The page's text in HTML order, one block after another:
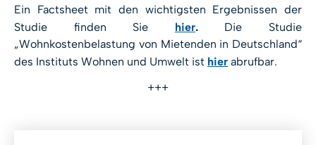
Ein Factsheet mit den wichtigsten Ergebnissen der
Studie finden Sie hier.Die Studie
„Wohnkostenbelastung von Mietenden in Deutschland“
des Instituts Wohnen und Umwelt ist hier abrufbar.
+++